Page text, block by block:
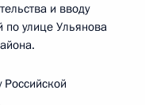
и вводу
по улице Ульянова